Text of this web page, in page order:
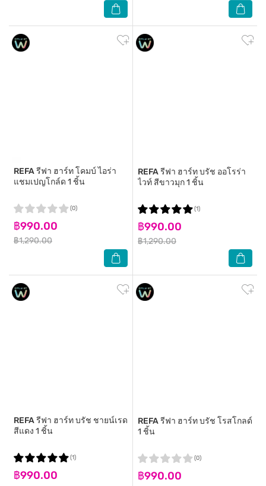
REFAรีฟา ฮาร์ท โคมบ์ ไอร่า
แชมเปญโกล์ด 1 ชิ้น
฿990.00
฿1,290.00
(0)
REFAรีฟา ฮาร์ท บรัช ออโรร่า
ไวท์ สีขาวมุก 1 ชิ้น
฿990.00
฿1,290.00
(1)
REFAรีฟา ฮาร์ท บรัช ชายน์เรด
สีแดง 1 ชิ้น
฿990.00
(1)
REFAรีฟา ฮาร์ท บรัช โรสโกลด์
1 ชิ้น
฿990.00
(0)